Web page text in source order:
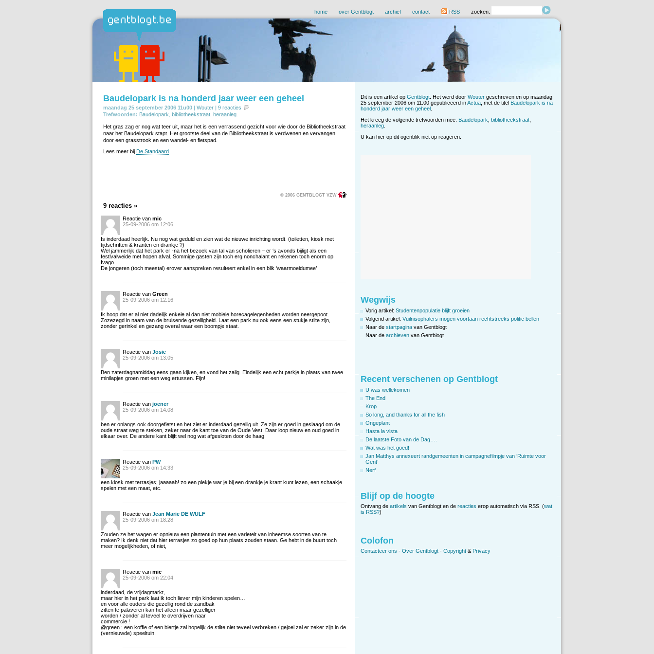
home over Gentblogt archief contact RSS zoeken:
Baudelopark is na honderd jaar weer een geheel
maandag 25 september 2006 11u00 | Wouter | 9 reacties
Trefwoorden: Baudelopark bibliotheekstraat heraanleg
Het gras zag er nog wat teer uit, maar het is een verrassend gezicht voor wie door de Bibliotheekstraat
naar het Baudelopark stapt. Het grootste deel van de Bibliotheekstraat is verdwenen en vervangen
door een grasstrook en een wandel- en fietspad.
Lees meer bij De Standaard
© 2006 GENTBLOGT VZW
9 reacties »
Reactie van mic
25-09-2006 om 12:06
Is inderdaad heerlijk. Nu nog wat geduld en zien wat de nieuwe inrichting wordt. (toiletten, kiosk met
tijdschriften & kranten en drankje ?)
Wel jammerlijk dat het park er -na het bezoek van tal van scholieren – er ‘s avonds bijligt als een
festivalweide met hopen afval. Sommige gasten zijn toch erg nonchalant en rekenen toch enorm op
Ivago…
De jongeren (toch meestal) erover aanspreken resulteert enkel in een blik ‘waarmoeidumee’
Reactie van Green
25-09-2006 om 12:16
Ik hoop dat er al niet dadelijk enkele al dan niet mobiele horecagelegenheden worden neergepoot.
Zozezegd in naam van de bruisende gezelligheid. Laat een park nu ook eens een stukje stilte zijn,
zonder gerinkel en gezang overal waar een boompje staat.
Reactie van Josie
25-09-2006 om 13:05
Ben zaterdagnamiddag eens gaan kijken, en vond het zalig. Eindelijk een echt parkje in plaats van twee
minilapjes groen met een weg ertussen. Fijn!
Reactie van joener
25-09-2006 om 14:08
ben er onlangs ook doorgefietst en het ziet er inderdaad gezellig uit. Ze zijn er goed in geslaagd om de
oude straat weg te steken, zeker naar de kant toe van de Oude Vest. Daar loop nieuw en oud goed in
elkaar over. De andere kant blijft wel nog wat afgesloten door de haag.
Reactie van PW
25-09-2006 om 14:33
een kiosk met terrasjes; jaaaaah! zo een plekje war je bij een drankje je krant kunt lezen, een schaakje
spelen met een maat, etc.
Reactie van Jean Marie DE WULF
25-09-2006 om 18:28
Zouden ze het wagen er opnieuw een plantentuin met een varieteit van inheemse soorten van te
maken? Ik denk niet dat hier terrasjes zo goed op hun plaats zouden staan. Ge hebt in de buurt toch
meer mogelijkheden, of niet,
Reactie van mic
25-09-2006 om 22:04
inderdaad, de vrijdagmarkt,
maar hier in het park laat ik toch liever mijn kinderen spelen…
en voor alle ouders die gezellig rond de zandbak
zitten te palaveren kan het alleen maar gezelliger
worden / zonder al teveel te overdrijven naar
commercie !
@green : een koffie of een biertje zal hopelijk de stilte niet teveel verbreken / gejoel zal er zeker zijn in de
(vernieuwde) speeltuin.
Dit is een artikel op Gentblogt . Het werd door Wouter geschreven en op maandag
25 september 2006 om 11:00 gepubliceerd inActua , met de titel Baudelopark is na
honderd jaar weer een geheel
Het kreeg de volgende trefwoorden mee: Baudelopark bibliotheekstraat
heraanleg
U kan hier op dit ogenblik niet op reageren.
Wegwijs
Vorig artikel: Studentenpopulatie blijft groeien
Volgend artikel: Vuilnisophalers mogen voortaan rechtstreeks politie bellen
Naar de startpagina van Gentblogt
Naar de archieven van Gentblogt
Recent verschenen op Gentblogt
U was wellekomen
The End
Krop
So long, and thanks for all the fish
Ongeplant
Hasta la vista
De laatste Foto van de Dag….
Wat was het goed!
Jan Matthys annexeert randgemeenten in campagnefilmpje van ‘Ruimte voor
Gent’
Nerf
Blijf op de hoogte
Ontvang de artikels van Gentblogt en de reacties erop automatisch via RSS. (wat
is RSS?)
Colofon
Contacteer ons - Over Gentblogt - Copyright & Privacy